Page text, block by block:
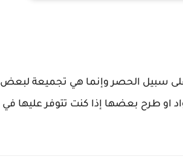
سبيل الحصر وإنما هي تجميعة لبعض
او طرح بعضها إذا كنت تتوفر عليها